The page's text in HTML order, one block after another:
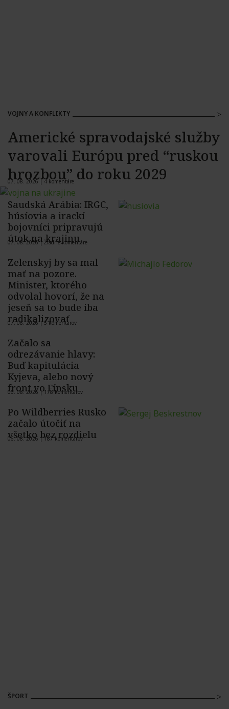
VOJNY A KONFLIKTY
Americké spravodajské služby
varovali Európu pred “ruskou
hrozbou” do roku 2029
07. 08. 2026 |4 komentáre
Saudská Arábia: IRGC,
húsíovia a irackí
bojovníci pripravujú
útok na krajinu
07. 08. 2026 | Žiadne komentáre
Zelenskyj by sa mal
mať na pozore.
Minister, ktorého
odvolal hovorí, že na
jeseň sa to bude iba
radikalizovať
07. 08. 2026 |5 komentárov
Začalo sa
odrezávanie hlavy:
Buď kapitulácia
Kyjeva, alebo nový
front vo Fínsku
06. 08. 2026 |178 komentárov
Po Wildberries Rusko
začalo útočiť na
všetko bez rozdielu
06. 08. 2026 |187 komentárov
ŠPORT